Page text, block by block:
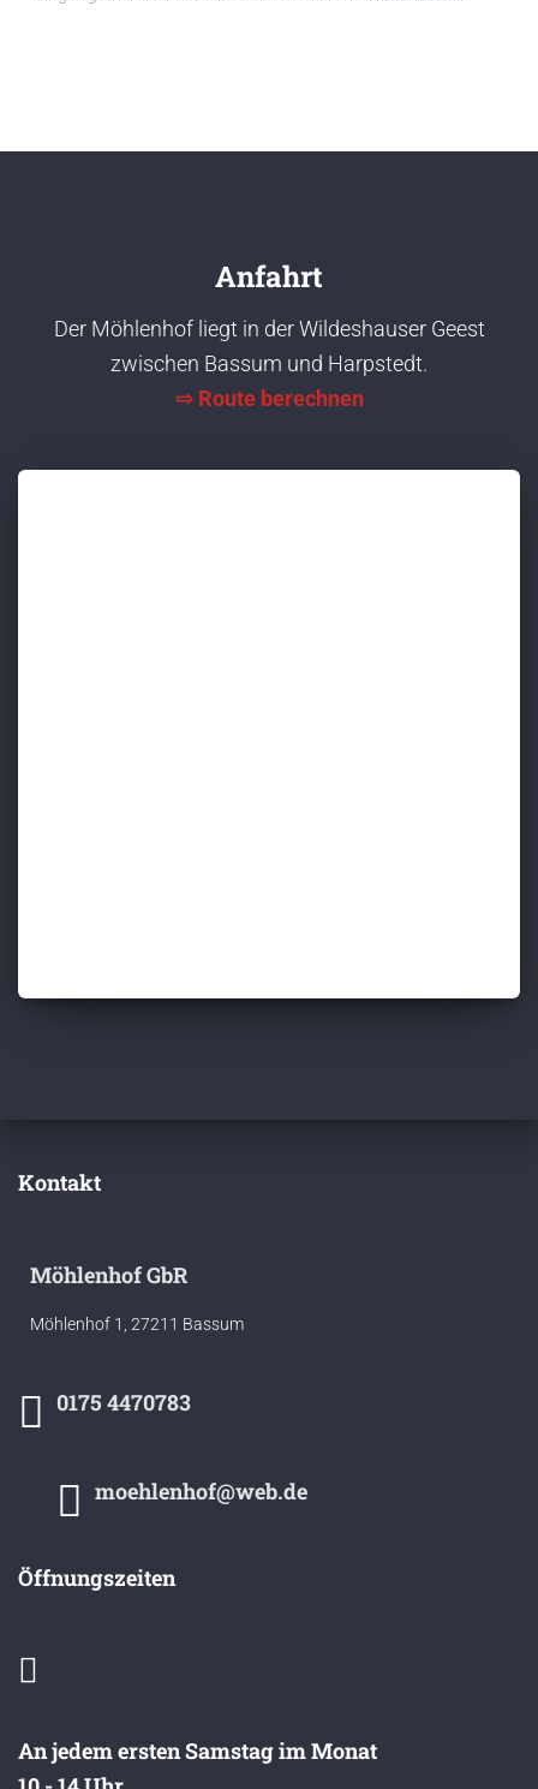
Anfahrt
Der Möhlenhof liegt in der Wildeshauser Geest
zwischen Bassum und Harpstedt.
⇨ Route berechnen
Kontakt
Möhlenhof GbR
Möhlenhof 1, 27211 Bassum
0175 4470783
moehlenhof@web.de
Öffnungszeiten
An jedem ersten Samstag im Monat